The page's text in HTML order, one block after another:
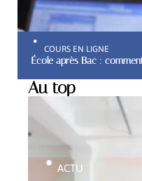
COURS EN LIGNE
École après Bac :
Au top
ACTU